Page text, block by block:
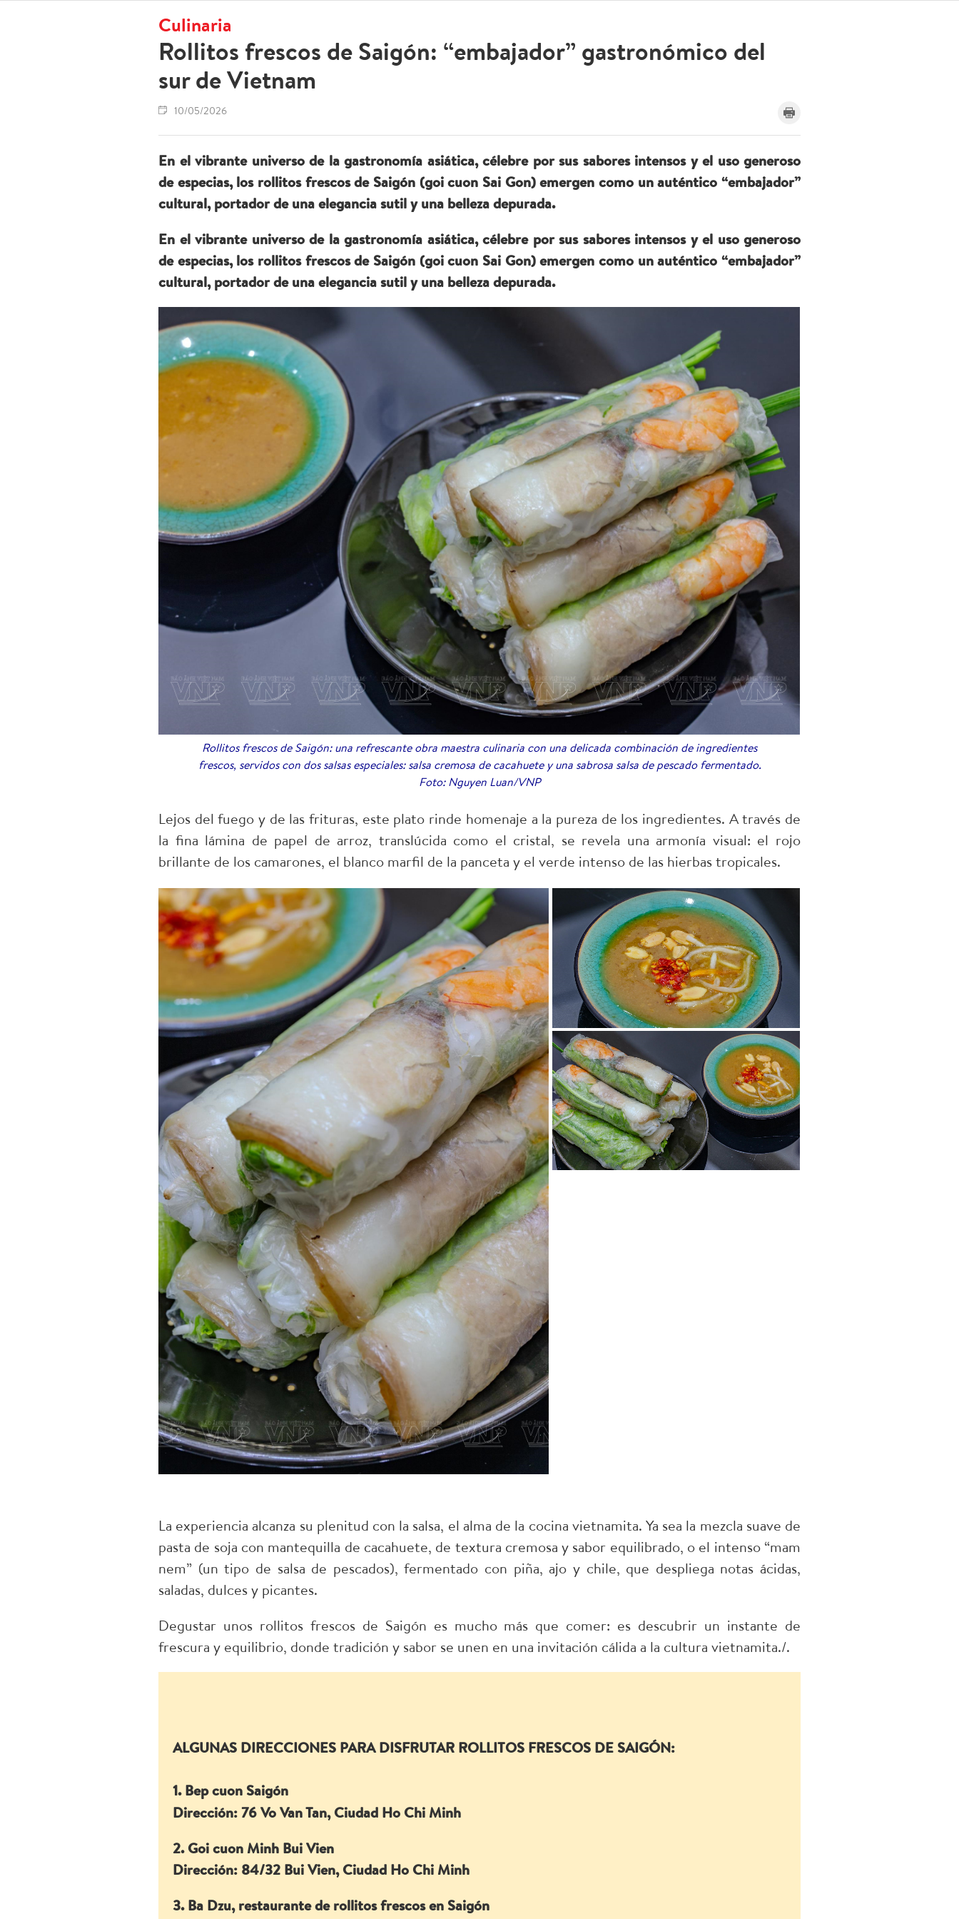
Culinaria
Rollitos frescos de Saigón: “embajador” gastronómico del
sur de Vietnam
10/05/2026
En el vibrante universo de la gastronomía asiática, célebre por sus sabores intensos y el uso generoso
de especias, los rollitos frescos de Saigón (goi cuon Sai Gon) emergen como un auténtico “embajador”
cultural, portador de una elegancia sutil y una belleza depurada.
En el vibrante universo de la gastronomía asiática, célebre por sus sabores intensos y el uso generoso
de especias, los rollitos frescos de Saigón (goi cuon Sai Gon) emergen como un auténtico “embajador”
cultural, portador de una elegancia sutil y una belleza depurada.
Rollitos frescos de Saigón: una refrescante obra maestra culinaria con una delicada combinación de ingredientes
frescos, servidos con dos salsas especiales: salsa cremosa de cacahuete y una sabrosa salsa de pescado fermentado.
Foto: Nguyen Luan/VNP
Lejos del fuego y de las frituras, este plato rinde homenaje a la pureza de los ingredientes. A través de
la fina lámina de papel de arroz, translúcida como el cristal, se revela una armonía visual: el rojo
brillante de los camarones, el blanco marfil de la panceta y el verde intenso de las hierbas tropicales.
La experiencia alcanza su plenitud con la salsa, el alma de la cocina vietnamita. Ya sea la mezcla suave de
pasta de soja con mantequilla de cacahuete, de textura cremosa y sabor equilibrado, o el intenso “mam
nem” (un tipo de salsa de pescados), fermentado con piña, ajo y chile, que despliega notas ácidas,
saladas, dulces y picantes.
Degustar unos rollitos frescos de Saigón es mucho más que comer: es descubrir un instante de
frescura y equilibrio, donde tradición y sabor se unen en una invitación cálida a la cultura vietnamita./.
ALGUNAS DIRECCIONES PARA DISFRUTAR ROLLITOS FRESCOS DE SAIGÓN:
1. Bep cuon Saigón
Dirección: 76 Vo Van Tan, Ciudad Ho Chi Minh
2. Goi cuon Minh Bui Vien
Dirección: 84/32 Bui Vien, Ciudad Ho Chi Minh
3. Ba Dzu, restaurante de rollitos frescos en Saigón